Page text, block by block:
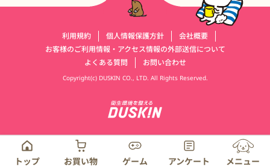
トップ お買い物 ゲーム アンケート メニュー
利用規約 個人情報保護方針
会社概要
お客様のご利用情報・アクセス情報の外部送信について
よくある質問
お問い合わせ
Copyright(c) DUSKIN CO., LTD. All Rights Reserved.